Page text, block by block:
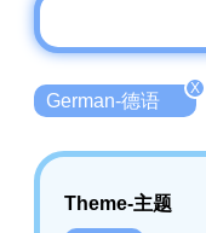
German-德语
X
Theme-主题